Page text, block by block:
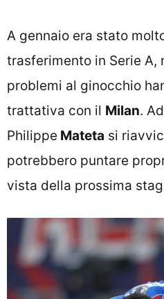
A gennaio era stato
trasferimento in Serie A,
problemi al ginocchio
trattativa con il Milan.
Philippe Mateta si
potrebbero puntare
vista della prossima